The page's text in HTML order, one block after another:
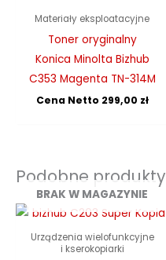
Materiały eksploatacyjne
Toner oryginalny
Konica Minolta Bizhub
C353 Magenta TN-314M
Cena Netto 299,00 zł
Podobne produkty
BRAK W MAGAZYNIE
Urządzenia wielofunkcyjne
i kserokopiarki